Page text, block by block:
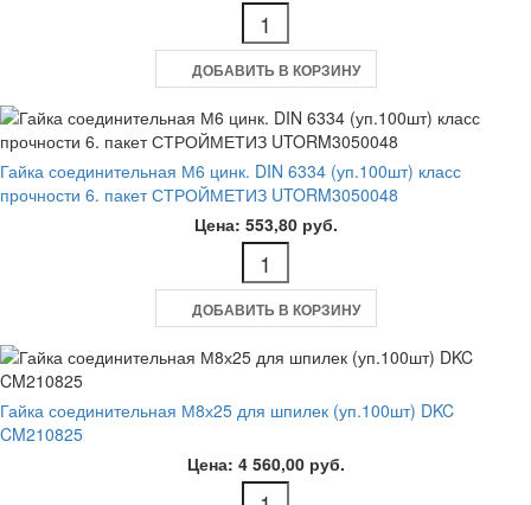
ДОБАВИТЬ В КОРЗИНУ
Гайка соединительная М6 цинк. DIN 6334 (уп.100шт) класс
прочности 6. пакет СТРОЙМЕТИЗ UTORM3050048
Цена: 553,80 руб.
ДОБАВИТЬ В КОРЗИНУ
Гайка соединительная М8х25 для шпилек (уп.100шт) DKC
CM210825
Цена: 4 560,00 руб.